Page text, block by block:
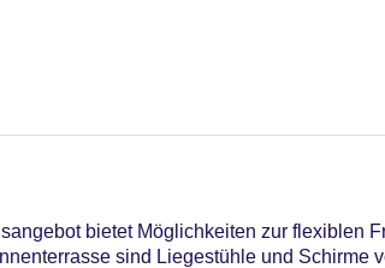
bietet Möglichkeiten zur flexiblen
sind Liegestühle und Schirme